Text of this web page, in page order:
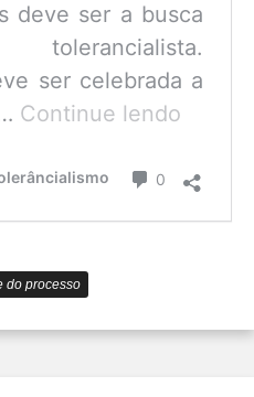
deve ser a busca
ser celebrada a
Continue lendo
é
0 Comentário
do processo